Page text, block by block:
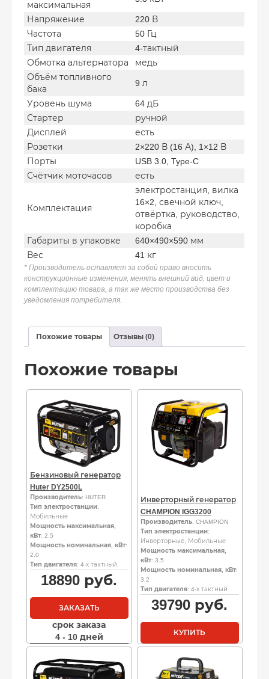
максимальная
Напряжение
220 В
Частота
50 Гц
Тип двигателя
4-тактный
Обмотка альтернатора
медь
Объём топливного
бака
9 л
Уровень шума
64 дБ
Стартер
ручной
Дисплей
есть
Розетки
2×220 В (16 А), 1×12 В
Порты
USB 3.0, Type-C
Счётчик моточасов
есть
Комплектация
электростанция, вилка
16×2, свечной ключ,
отвёртка, руководство,
коробка
Габариты в упаковке
640×490×590 мм
Вес
41 кг
* Производитель оставляет за собой право вносить
конструкционные изменения, менять внешний вид, цвет и
комплектацию товара, а так же место производства без
уведомления потребителя.
Похожие товары Отзывы (0)
Похожие товары
Бензиновый генератор
Huter DY2500L
Производитель: HUTER
Тип электростанции:
Мобильные
Мощность максимальная,
кВт: 2.5
Мощность номинальная, кВт:
2.0
Тип двигателя: 4-х тактный
18890 руб.
ЗАКАЗАТЬ
срок заказа
4 - 10 дней
Инверторный генератор
CHAMPION IGG3200
Производитель: CHAMPION
Тип электростанции:
Инверторные, Мобильные
Мощность максимальная,
кВт: 3.5
Мощность номинальная, кВт:
3.2
Тип двигателя: 4-х тактный
39790 руб.
КУПИТЬ